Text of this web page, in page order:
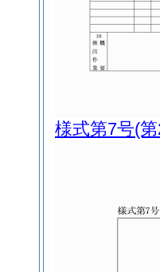
様式第7号(